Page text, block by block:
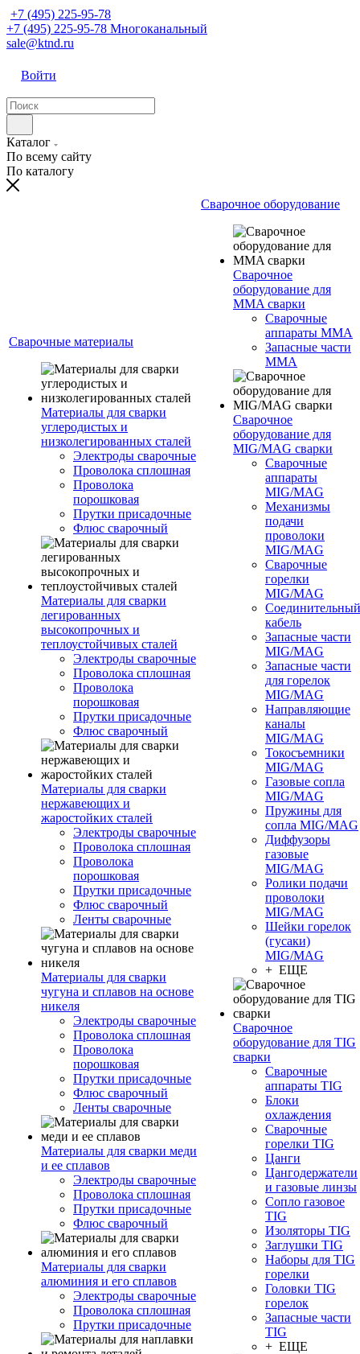
+7 (495) 225-95-78
+7 (495) 225-95-78 Многоканальный
sale@ktnd.ru
Войти
Каталог
По всему сайту
По каталогу
Сварочные материалы
Материалы для сварки
углеродистых и
низколегированных сталей
Электроды сварочные
Проволока сплошная
Проволока
порошковая
Прутки присадочные
Флюс сварочный
Материалы для сварки
легированных
высокопрочных и
теплоустойчивых сталей
Электроды сварочные
Проволока сплошная
Проволока
порошковая
Прутки присадочные
Флюс сварочный
Материалы для сварки
нержавеющих и
жаростойких сталей
Электроды сварочные
Проволока сплошная
Проволока
порошковая
Прутки присадочные
Флюс сварочный
Ленты сварочные
Материалы для сварки
чугуна и сплавов на основе
никеля
Электроды сварочные
Проволока сплошная
Проволока
порошковая
Прутки присадочные
Флюс сварочный
Ленты сварочные
Материалы для сварки меди
и ее сплавов
Электроды сварочные
Проволока сплошная
Прутки присадочные
Флюс сварочный
Материалы для сварки
алюминия и его сплавов
Электроды сварочные
Проволока сплошная
Прутки присадочные
Сварочное оборудование
Сварочное
оборудование для
MMA сварки
Сварочные
аппараты MMA
Запасные части
MMA
Сварочное
оборудование для
MIG/MAG сварки
Сварочные
аппараты
MIG/MAG
Механизмы
подачи
проволоки
MIG/MAG
Сварочные
горелки
MIG/MAG
Соединительный
кабель
Запасные части
MIG/MAG
Запасные части
для горелок
MIG/MAG
Направляющие
каналы
MIG/MAG
Токосъемники
MIG/MAG
Газовые сопла
MIG/MAG
Пружины для
сопла MIG/MAG
Диффузоры
газовые
MIG/MAG
Ролики подачи
проволоки
MIG/MAG
Шейки горелок
(гусаки)
MIG/MAG
+ ЕЩЕ
Сварочное
оборудование для TIG
сварки
Сварочные
аппараты TIG
Блоки
охлаждения
Сварочные
горелки TIG
Цанги
Цангодержатели
и газовые линзы
Сопло газовое
TIG
Изоляторы TIG
Заглушки TIG
Наборы для TIG
горелки
Головки TIG
горелок
Запасные части
TIG
+ ЕЩЕ